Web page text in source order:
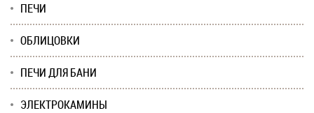
ПЕЧИ
ОБЛИЦОВКИ
ПЕЧИ ДЛЯ БАНИ
ЭЛЕКТРОКАМИНЫ